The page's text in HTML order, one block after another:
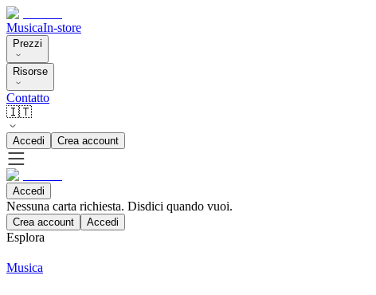
MusicaIn-store
Prezzi
Risorse
Contatto
🇮🇹
Accedi Crea account
Accedi
Nessuna carta richiesta. Disdici quando vuoi.
Crea account Accedi
Esplora
Musica